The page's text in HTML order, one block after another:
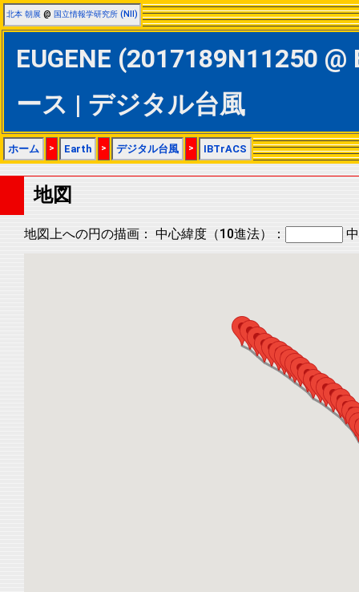
北本 朝展 @ 国立情報学研究所 (NII)
EUGENE (2017189N11250
ース | デジタル台風
ホーム > Earth > デジタル台風 > IBTrACS
地図
地図上への円の描画： 中心緯度（10進法）：